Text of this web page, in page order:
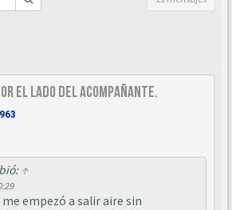
el lado del acompañante.
↑
me empezó a salir aire sin